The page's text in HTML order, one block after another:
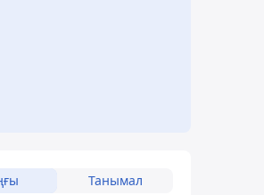
Танымал